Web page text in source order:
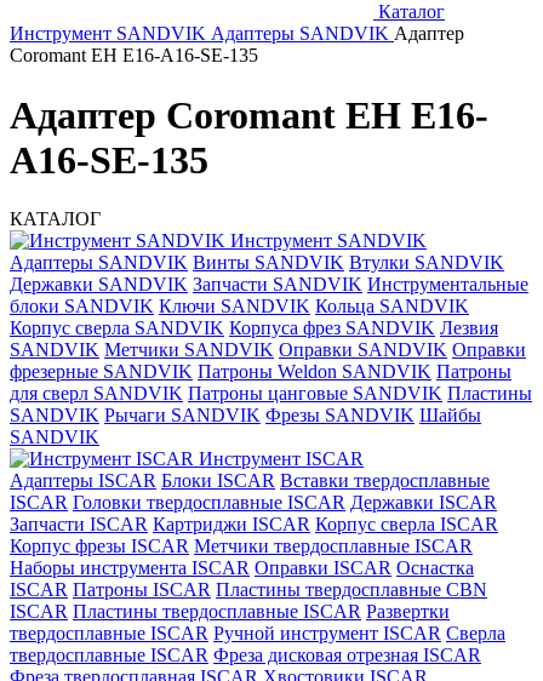
Каталог
Инструмент SANDVIK Адаптеры SANDVIK Адаптер
Coromant EH E16-A16-SE-135
Адаптер Coromant EH E16-
A16-SE-135
КАТАЛОГ
Инструмент SANDVIK
Адаптеры SANDVIK Винты SANDVIK Втулки SANDVIK
Державки SANDVIK Запчасти SANDVIK Инструментальные
блоки SANDVIK Ключи SANDVIK Кольца SANDVIK
Корпус сверла SANDVIK Корпуса фрез SANDVIK Лезвия
SANDVIK Метчики SANDVIK Оправки SANDVIK Оправки
фрезерные SANDVIK Патроны Weldon SANDVIK Патроны
для сверл SANDVIK Патроны цанговые SANDVIK Пластины
SANDVIK Рычаги SANDVIK Фрезы SANDVIK Шайбы
SANDVIK
Инструмент ISCAR
Адаптеры ISCAR Блоки ISCAR Вставки твердосплавные
ISCAR Головки твердосплавные ISCAR Державки ISCAR
Запчасти ISCAR Картриджи ISCAR Корпус сверла ISCAR
Корпус фрезы ISCAR Метчики твердосплавные ISCAR
Наборы инструмента ISCAR Оправки ISCAR Оснастка
ISCAR Патроны ISCAR Пластины твердосплавные CBN
ISCAR Пластины твердосплавные ISCAR Развертки
твердосплавные ISCAR Ручной инструмент ISCAR Сверла
твердосплавные ISCAR Фреза дисковая отрезная ISCAR